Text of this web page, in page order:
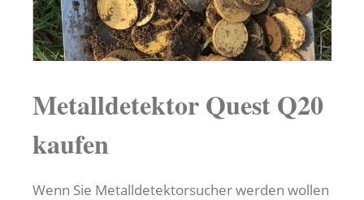
Metalldetektor Quest Q20
kaufen
Wenn Sie Metalldetektorsucher werden wollen